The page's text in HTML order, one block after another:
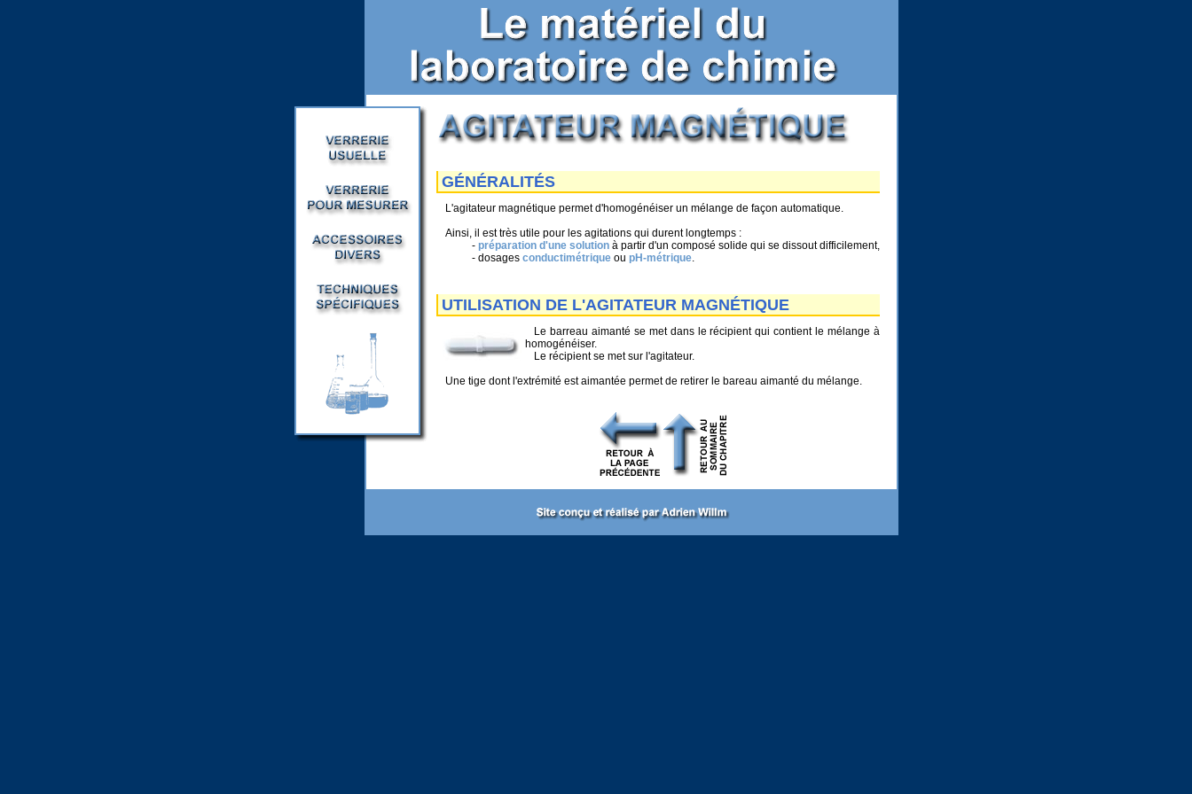
GÉNÉRALITÉS
L'agitateur magnétique permet d'homogénéiser un mélange de façon automatique.
Ainsi, il est très utile pour les agitations qui durent longtemps :
- préparation d'une solution à partir d'un composé solide qui se dissout difficilement,
- dosages conductimétrique ou pH-métrique.
UTILISATION DE L'AGITATEUR MAGNÉTIQUE
Le barreau aimanté se met dans le récipient qui contient le mélange à
homogénéiser.
Le récipient se met sur l'agitateur.
Une tige dont l'extrémité est aimantée permet de retirer le bareau aimanté du mélange.